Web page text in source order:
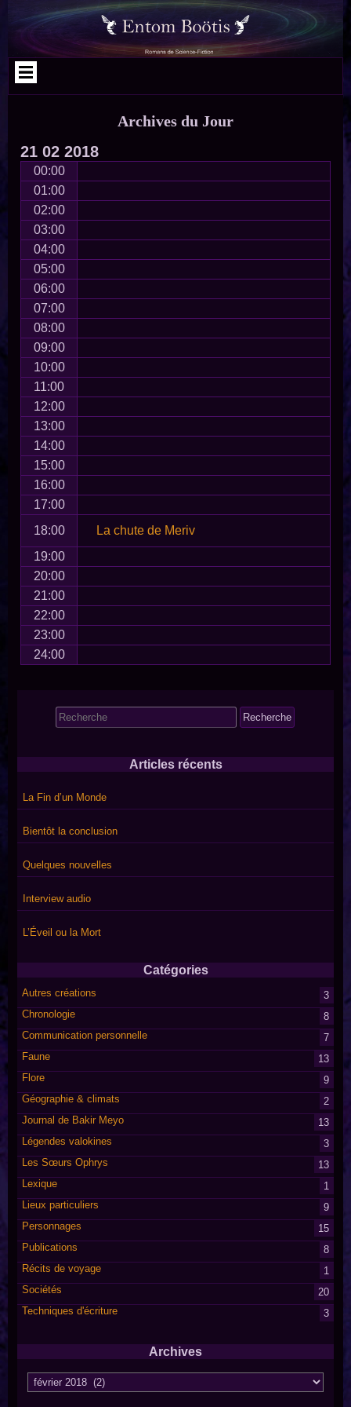
Aller
au
contenu
Skip
to
SEARCH-
2
Skip
to
RECENT-
POSTS-
Skip
to
CATEGORIES-
2
Skip
to
ARCHIVES-
2
Skip
to
META-
2
Skip
to
NAV_MENU-
2
Archives du Jour
21 02 2018
00:00
01:00
02:00
03:00
04:00
05:00
06:00
07:00
08:00
09:00
10:00
11:00
12:00
13:00
14:00
15:00
16:00
17:00
18:00
La chute de Meriv
19:00
20:00
21:00
22:00
23:00
24:00
Search
for:
Articles récents
La Fin d’un Monde
Bientôt la conclusion
Quelques nouvelles
Interview audio
L’Éveil ou la Mort
Catégories
Autres créations
3
Chronologie
8
Communication personnelle
7
Faune
13
Flore
9
Géographie & climats
2
Journal de Bakir Meyo
13
Légendes valokines
3
Les Sœurs Ophrys
13
Lexique
1
Lieux particuliers
9
Personnages
15
Publications
8
Récits de voyage
1
Sociétés
20
Techniques d'écriture
3
Archives
Archives